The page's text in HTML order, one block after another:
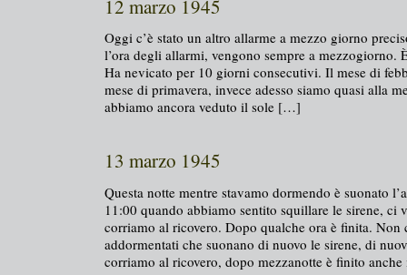
12 marzo 1945
Oggi c’è stato un altro allarme a mezzo giorno
l’ora degli allarmi, vengono sempre a mezzogiorno.
Ha nevicato per 10 giorni consecutivi. Il mese di
mese di primavera, invece adesso siamo quasi alla
abbiamo ancora veduto il sole […]
13 marzo 1945
Questa notte mentre stavamo dormendo è suonato
11:00 quando abbiamo sentito squillare le sirene, ci
corriamo al ricovero. Dopo qualche ora è finita. Non
addormentati che suonano di nuovo le sirene, di
corriamo al ricovero, dopo mezzanotte è finito